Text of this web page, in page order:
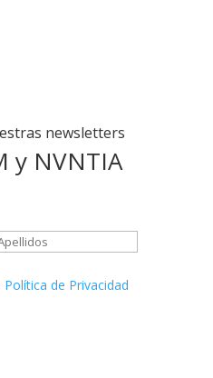
newsletters
y NVNTIA
Política de Privacidad